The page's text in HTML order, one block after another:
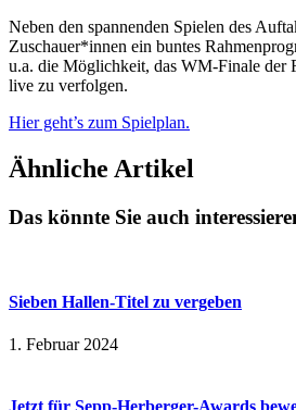
Neben den spannenden Spielen des
Zuschauer*innen ein buntes
u.a. die Möglichkeit, das WM-Finale der
live zu verfolgen.
Hier geht’s zum Spielplan.
Ähnliche Artikel
Das könnte Sie auch
Sieben Hallen-Titel zu vergeben
1. Februar 2024
Jetzt für Sepp-Herberger-Awards